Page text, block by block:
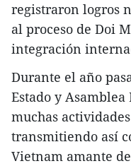
registraron logros
al proceso de Doi
integración
Durante el año
Estado y
muchas
transmitiendo así
Vietnam amante